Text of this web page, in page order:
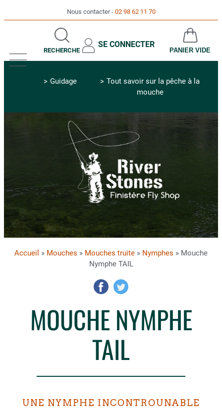
Nous contacter 02 98 62 11 70
RECHERCHE
SE CONNECTER
PANIER VIDE
Guidage
Tout savoir sur la pêche à la
mouche
Accueil » Mouches » Mouches truite » Nymphes » Mouche
Nymphe TAIL
MOUCHE NYMPHE
TAIL
UNE NYMPHE INCONTROUNABLE